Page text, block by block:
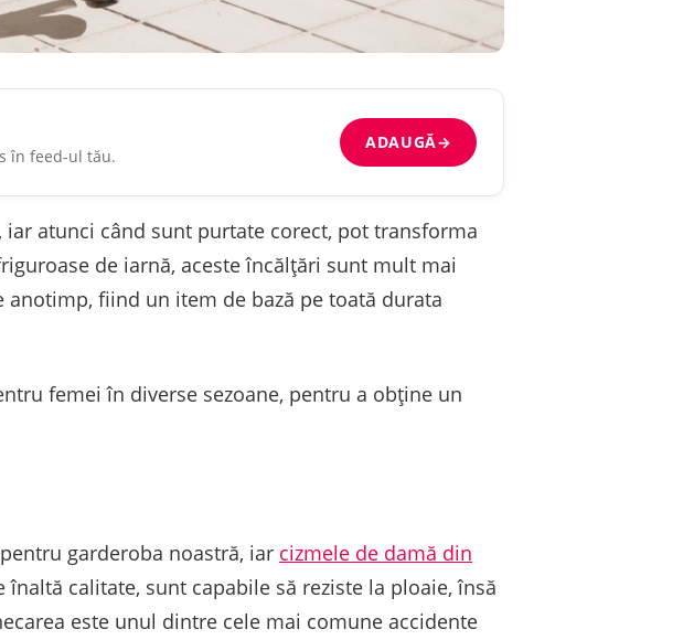
în feed-ul tău.
ADAUGĂ→
atunci când sunt purtate corect, pot transforma
de iarnă, aceste încălțări sunt mult mai
fiind un item de bază pe toată durata
femei în diverse sezoane, pentru a obține un
garderoba noastră, iar cizmele de damă din
calitate, sunt capabile să reziste la ploaie, însă
este unul dintre cele mai comune accidente